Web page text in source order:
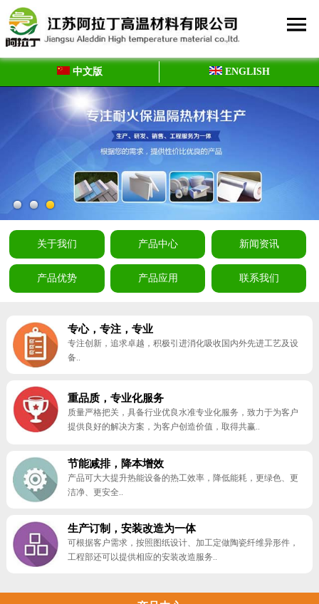
中文版 ENGLISH
关于我们 产品中心 新闻资讯
产品优势 产品应用 联系我们
专心，专注，专业
专注创新，追求卓越，积极引进消化吸收国内外先进工艺及设
备..
重品质，专业化服务
质量严格把关，具备行业优良水准专业化服务，致力于为客户
提供良好的解决方案，为客户创造价值，取得共赢..
节能减排，降本增效
产品可大大提升热能设备的热工效率，降低能耗，更绿色、更
洁净、更安全..
生产订制，安装改造为一体
可根据客户需求，按照图纸设计、加工定做陶瓷纤维异形件，
工程部还可以提供相应的安装改造服务..